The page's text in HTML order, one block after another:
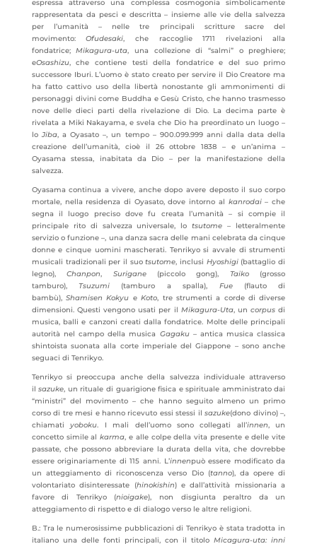
espressa attraverso una complessa cosmogonia simbolicamente
rappresentata da pesci e descritta – insieme alle vie della salvezza
per l’umanità – nelle tre principali scritture sacre del
movimento:Ofudesaki, che raccoglie 1711 rivelazioni alla
fondatrice;Mikagura-uta, una collezione di “salmi” o preghiere;
eOsashizu, che contiene testi della fondatrice e del suo primo
successore Iburi. L’uomo è stato creato per servire il Dio Creatore ma
ha fatto cattivo uso della libertà nonostante gli ammonimenti di
personaggi divini come Buddha e Gesù Cristo, che hanno trasmesso
nove delle dieci parti della rivelazione di Dio. La decima parte è
rivelata a Miki Nakayama, e svela che Dio ha preordinato un luogo –
lo Jiba, a Oyasato –, un tempo – 900.099.999 anni dalla data della
creazione dell’umanità, cioè il 26 ottobre 1838 – e un’anima –
Oyasama stessa, inabitata da Dio – per la manifestazione della
salvezza.
Oyasama continua a vivere, anche dopo avere deposto il suo corpo
mortale, nella residenza di Oyasato, dove intorno al kanrodai– che
segna il luogo preciso dove fu creata l’umanità – si compie il
principale rito di salvezza universale, lotsutome – letteralmente
servizio o funzione –, una danza sacra delle mani celebrata da cinque
donne e cinque uomini mascherati. Tenrikyo si avvale di strumenti
musicali tradizionali per il suotsutome, inclusi Hyoshigi(battaglio di
legno),Chanpon, Surigane(piccolo gong), Taiko(grosso
tamburo),Tsuzumi (tamburo a spalla), Fue(flauto di
bambù),Shamisen Kokyu eKoto, tre strumenti a corde di diverse
dimensioni. Questi vengono usati per il Mikagura-Uta, uncorpus di
musica, balli e canzoni creati dalla fondatrice. Molte delle principali
autorità nel campo della musica Gagaku– antica musica classica
shintoista suonata alla corte imperiale del Giappone – sono anche
seguaci di Tenrikyo.
Tenrikyo si preoccupa anche della salvezza individuale attraverso
ilsazuke, un rituale di guarigione fisica e spirituale amministrato dai
“ministri” del movimento – che hanno seguito almeno un primo
corso di tre mesi e hanno ricevuto essi stessi ilsazuke(dono divino) –,
chiamatiyoboku. I mali dell’uomo sono collegati all’innen, un
concetto simile alkarma, e alle colpe della vita presente e delle vite
passate, che possono abbreviare la durata della vita, che dovrebbe
essere originariamente di 115 anni. L’innenpuò essere modificato da
un atteggiamento di riconoscenza verso Dio (tanno), da opere di
volontariato disinteressate (hinokishin) e dall’attività missionaria a
favore di Tenrikyo (nioigake), non disgiunta peraltro da un
atteggiamento di rispetto e di dialogo verso le altre religioni.
B.: Tra le numerosissime pubblicazioni di Tenrikyo è stata tradotta in
italiano una delle fonti principali, con il titoloMicagura-uta: inni